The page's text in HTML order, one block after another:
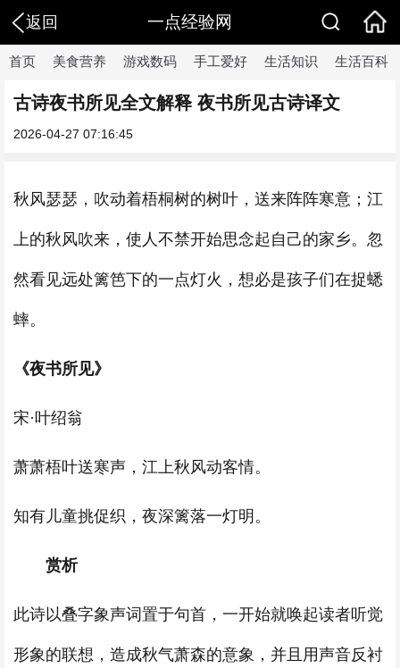
返回 一点经验网
首页 美食营养 游戏数码 手工爱好 生活知识 生活百科
古诗夜书所见全文解释 夜书所见古诗译文
2026-04-27 07:16:45
秋风瑟瑟，吹动着梧桐树的树叶，送来阵阵寒意；江
上的秋风吹来，使人不禁开始思念起自己的家乡。忽
然看见远处篱笆下的一点灯火，想必是孩子们在捉蟋
蟀。
《夜书所见》
宋·叶绍翁
萧萧梧叶送寒声，江上秋风动客情。
知有儿童挑促织，夜深篱落一灯明。
赏析
此诗以叠字象声词置于句首，一开始就唤起读者听觉
形象的联想，造成秋气萧森的意象，并且用声音反衬